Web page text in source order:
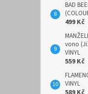
BAD
499 Kč
vono
VINYL
559 Kč
VINYL